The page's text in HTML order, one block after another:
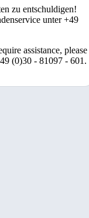
zu entschuldigen!
unter +49
assistance, please
(0)30 - 81097 - 601.